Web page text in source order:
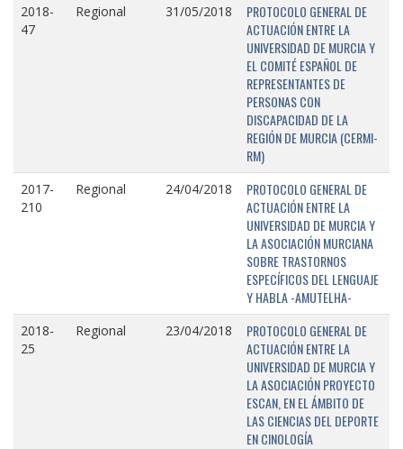
2018-
47
Regional 31/05/2018
PROTOCOLO GENERAL DE
ACTUACIÓN ENTRE LA
UNIVERSIDAD DE MURCIA Y
EL COMITÉ ESPAÑOL DE
REPRESENTANTES DE
PERSONAS CON
DISCAPACIDAD DE LA
REGIÓN DE MURCIA (CERMI-
RM)
2017-
210
Regional 24/04/2018
PROTOCOLO GENERAL DE
ACTUACIÓN ENTRE LA
UNIVERSIDAD DE MURCIA Y
LA ASOCIACIÓN MURCIANA
SOBRE TRASTORNOS
ESPECÍFICOS DEL LENGUAJE
Y HABLA -AMUTELHA-
2018-
25
Regional 23/04/2018
PROTOCOLO GENERAL DE
ACTUACIÓN ENTRE LA
UNIVERSIDAD DE MURCIA Y
LA ASOCIACIÓN PROYECTO
ESCAN, EN EL ÁMBITO DE
LAS CIENCIAS DEL DEPORTE
EN CINOLOGÍA